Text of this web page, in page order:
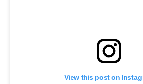
View this post on